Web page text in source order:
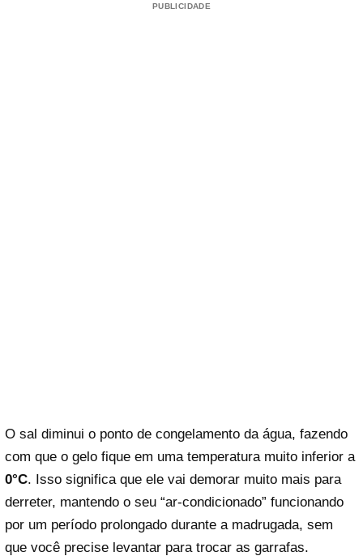
PUBLICIDADE
O sal diminui o ponto de congelamento da água, fazendo
com que o gelo fique em uma temperatura muito inferior a
0°C. Isso significa que ele vai demorar muito mais para
derreter, mantendo o seu “ar-condicionado” funcionando
por um período prolongado durante a madrugada, sem
que você precise levantar para trocar as garrafas.